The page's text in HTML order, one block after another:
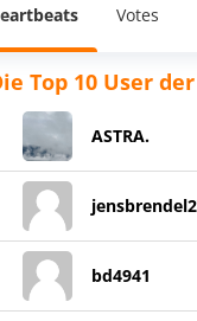
Votes
Top 10 User
ASTRA.
bd4941